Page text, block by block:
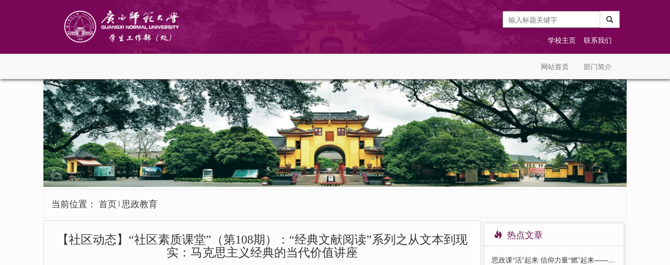
学校主页 联系我们
网站首页 部门简介
当前位置： 首页 思政教育
【社区动态】“社区素质课堂”（第108期）：“经典文献阅读”系列之从文本到现
实：马克思主义经典的当代价值讲座
热点文章
思政课“活”起来 信仰力量“燃”起来——我校“形势与政策”《青春·信仰》舞台情景课再度成功展演